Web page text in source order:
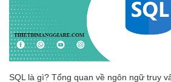
SQL là gì? Tổng quan về ngôn ngữ truy